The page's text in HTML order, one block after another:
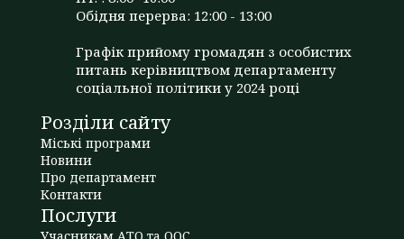
Обідня перерва: 12:00 - 13:00
Графік прийому громадян з особистих
питань керівництвом департаменту
соціальної політики у 2024 році
Розділи сайту
Міські програми
Новини
Про департамент
Контакти
Послуги